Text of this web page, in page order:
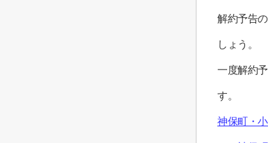
解約予告
しょう。
一度解約
す。
神保町・